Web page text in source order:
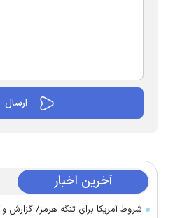
آخرین اخبار
شروط آمریکا برای تنگه هرمز/ گزارش